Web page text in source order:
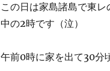
この日は家島諸島で東
中の2時です（泣）
午前0時に家を出て30分